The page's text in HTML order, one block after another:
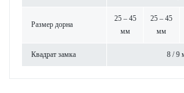
Размер дорна
25 – 45
мм
25 – 45
мм
Квадрат замка 8 / 9